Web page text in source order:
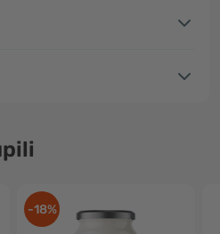
-18%